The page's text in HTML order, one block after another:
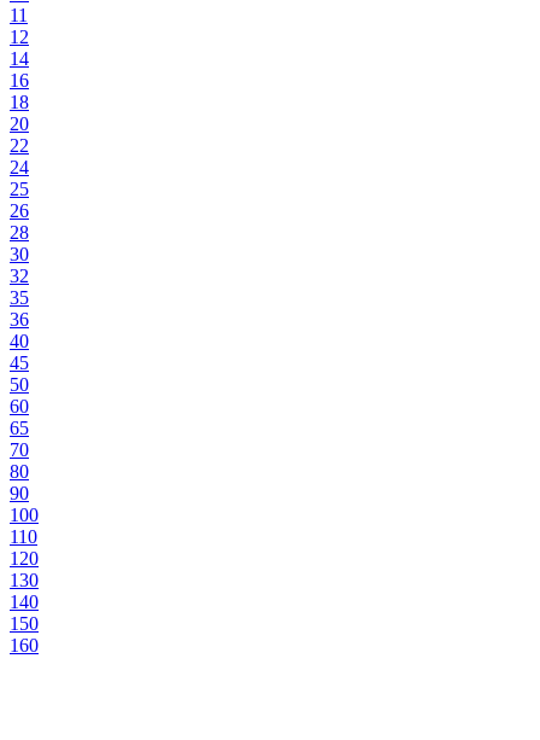
11
12
14
16
18
20
22
24
25
26
28
30
32
35
36
40
45
50
60
65
70
80
90
100
110
120
130
140
150
160